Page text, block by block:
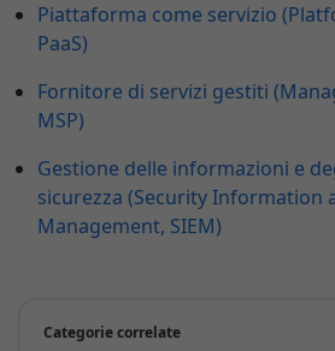
Piattaforma come servizio
PaaS)
Fornitore di servizi gestiti
MSP)
Gestione delle informazioni e
sicurezza (Security Information
Management, SIEM)
Categorie correlate